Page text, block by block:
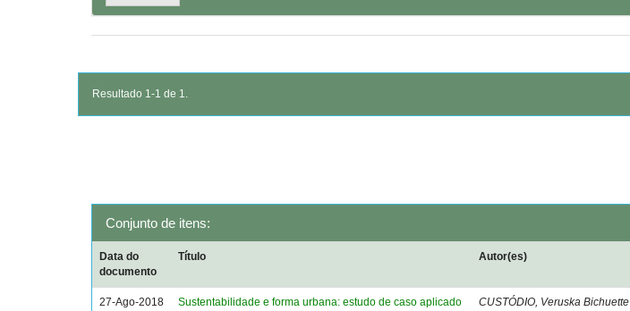
Resultado 1-1 de 1.
Conjunto de itens:
Data do
documento
Título Autor(es)
27-Ago-2018 Sustentabilidade e forma urbana: estudo de caso aplicado CUSTÓDIO, Veruska Bichuette